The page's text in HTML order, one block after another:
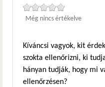
Még nincs értékelve
Kíváncsi vagyok, kit
szokta ellenőrizni, ki
hányan tudják, hogy mi
ellenőrzésen?